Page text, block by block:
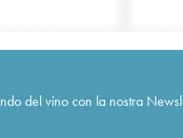
del vino con la nostra